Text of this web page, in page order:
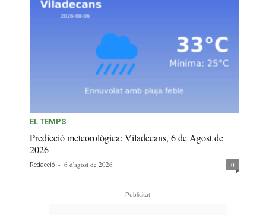
EL TEMPS
Predicció meteorològica: Viladecans, 6 de Agost de
2026
Redacció - 6 d'agost de 2026 0
- Publicitat -